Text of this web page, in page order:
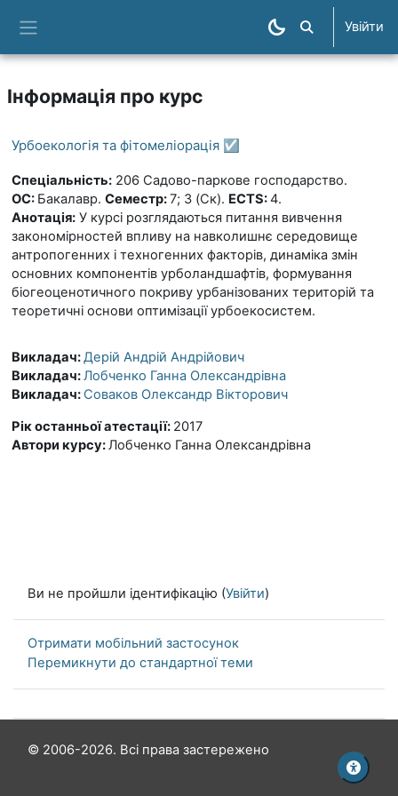
Пошук курсів
Увійти
Інформація про курс
Урбоекологія та фітомеліорація ☑️
Спеціальність: 206 Садово-паркове господарство.
ОС: Бакалавр. Семестр:7; 3 (Ск). ECTS:4.
Анотація: У курсі розглядаються питання вивчення
закономірностей впливу на навколишнє середовище
антропогенних і техногенних факторів, динаміка змін
основних компонентів урболандшафтів, формування
біогеоценотичного покриву урбанізованих територій та
теоретичні основи оптимізації урбоекосистем.
Викладач:Дерій Андрій Андрійович
Викладач:Лобченко Ганна Олександрівна
Викладач: Соваков Олександр Вікторович
Рік останньої атестації: 2017
Автори курсу:Лобченко Ганна Олександрівна
Ви не пройшли ідентифікацію (Увійти)
Отримати мобільний застосунок
Перемикнути до стандартної теми
© 2006-2026. Всі права застережено